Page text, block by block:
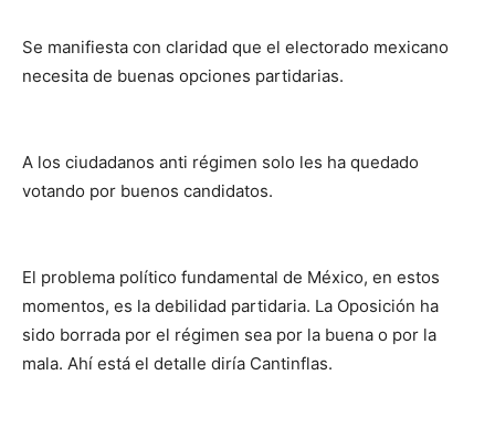
Se manifiesta con claridad que el electorado mexicano
necesita de buenas opciones partidarias.
A los ciudadanos anti régimen solo les ha quedado
votando por buenos candidatos.
El problema político fundamental de México, en estos
momentos, es la debilidad partidaria. La Oposición ha
sido borrada por el régimen sea por la buena o por la
mala. Ahí está el detalle diría Cantinflas.